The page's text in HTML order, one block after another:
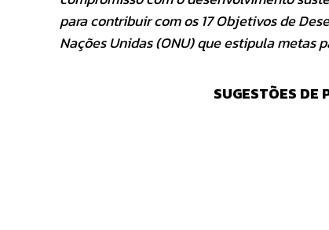
para contribuir com os 17 Objetivos de
Nações Unidas (ONU) que estipula metas
SUGESTÕES DE